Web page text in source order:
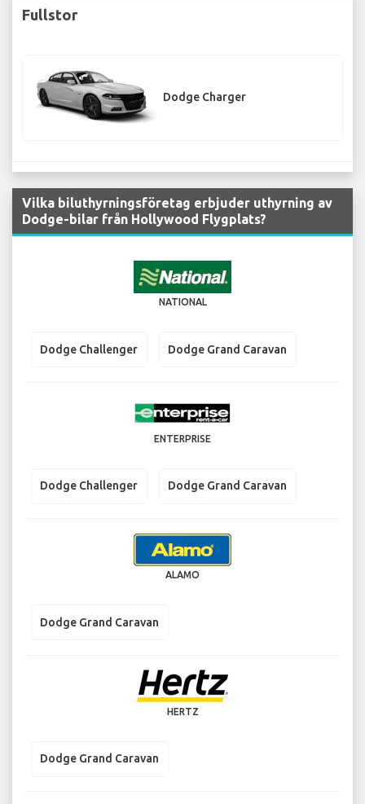
Fullstor
Dodge Charger
Vilka biluthyrningsföretag erbjuder uthyrning av
Dodge-bilar från Hollywood Flygplats?
NATIONAL
Dodge Challenger Dodge Grand Caravan
ENTERPRISE
Dodge Challenger Dodge Grand Caravan
ALAMO
Dodge Grand Caravan
HERTZ
Dodge Grand Caravan